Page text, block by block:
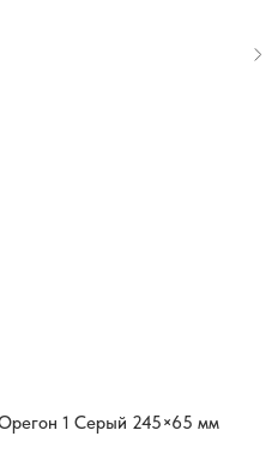
1 Серый 245×65 мм